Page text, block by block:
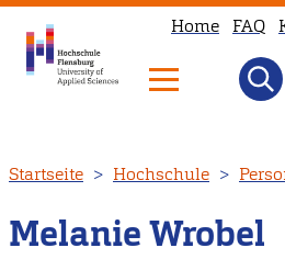
zum
Inhalt
Home FAQ
Startseite Hochschule
Melanie Wrobel